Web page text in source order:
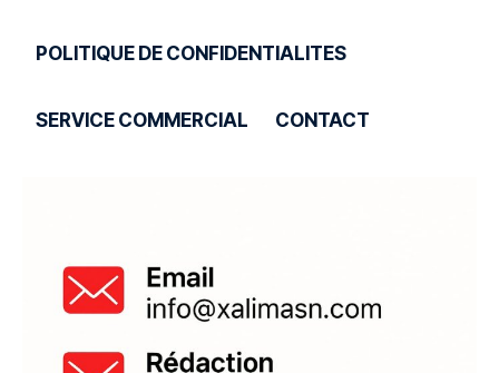
POLITIQUE DE CONFIDENTIALITES
SERVICE COMMERCIAL CONTACT